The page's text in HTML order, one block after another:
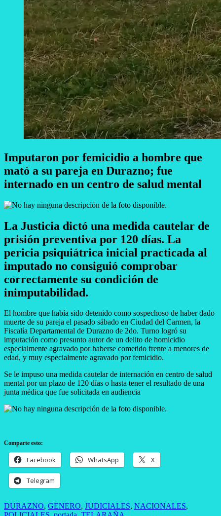
Imputaron por femicidio a hombre que
mató a su pareja en Durazno; fue
internado en un centro de salud mental
La Justicia dictó una medida cautelar de
prisión preventiva por 120 días. La
pericia psiquiátrica inicial practicada al
imputado no consiguió comprobar
correctamente su condición de
inimputabilidad.
El hombre que había sido detenido como sospechoso de haber dado
muerte de su pareja el pasado sábado en Ciudad del Carmen, la
Fiscalía Departamental de Durazno de 2do. Turno logró su
imputación como presunto autor de un delito de homicidio
especialmente agravado por haberse cometido frente a menores de
edad, y muy especialmente agravado por femicidio.
Se le impuso una medida cautelar de internación en centro de salud
mental por un plazo de 120 días o hasta tener el resultado de una
junta médica que fue solicitada en audiencia
Comparte esto:
Facebook WhatsApp X
Telegram
DURAZNO, GENERO, JUDICIALES, NACIONALES,